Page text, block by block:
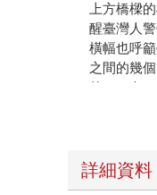
上方橋樑
醒臺灣人
橫幅也呼
之間的幾
的2024年
你正在閱
關乎東亞
詳細資料